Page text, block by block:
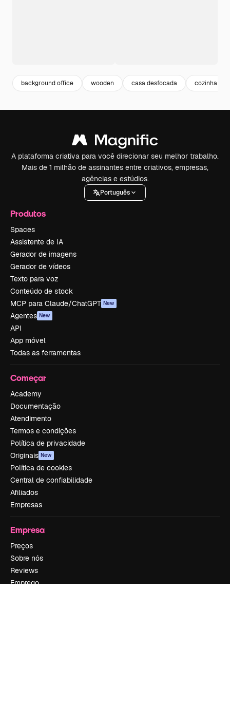
background office wooden casa desfocada cozinha
A plataforma criativa para você direcionar seu melhor trabalho.
Mais de 1 milhão de assinantes entre criativos, empresas,
agências e estúdios.
Português
Produtos
Spaces
Assistente de IA
Gerador de imagens
Gerador de vídeos
Texto para voz
Conteúdo de stock
MCP para Claude/ChatGPT New
Agentes New
API
App móvel
Todas as ferramentas
Começar
Academy
Documentação
Atendimento
Termos e condições
Política de privacidade
Originais New
Política de cookies
Central de confiabilidade
Afiliados
Empresas
Empresa
Preços
Sobre nós
Reviews
Emprego